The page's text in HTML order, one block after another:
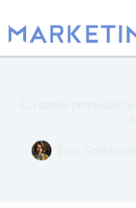
treści